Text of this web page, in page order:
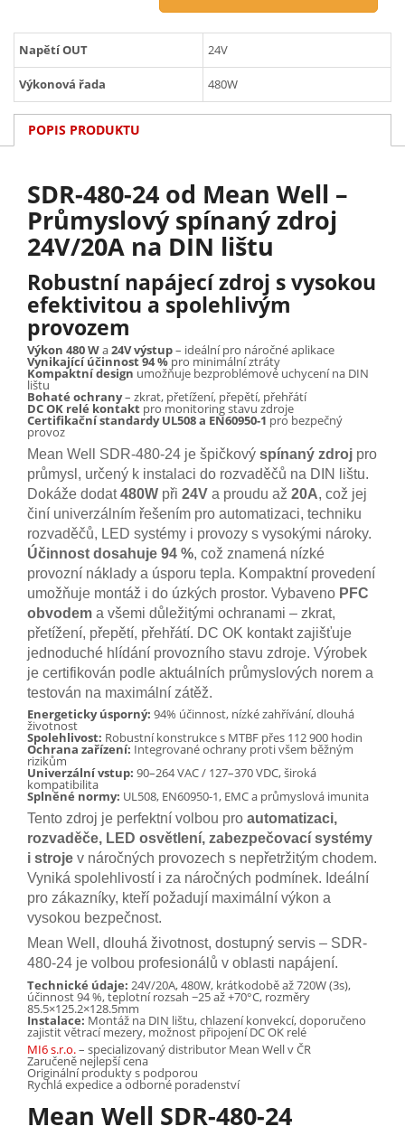
Napětí OUT 24V
Výkonová řada 480W
POPIS PRODUKTU
SDR-480-24 od Mean Well –
Průmyslový spínaný zdroj
24V/20A na DIN lištu
Robustní napájecí zdroj s vysokou
efektivitou a spolehlivým
provozem
Výkon 480 Wa24V výstup– ideální pro náročné aplikace
Vynikající účinnost 94 % pro minimální ztráty
Kompaktní design umožňuje bezproblémové uchycení na DIN
lištu
Bohaté ochrany– zkrat, přetížení, přepětí, přehřátí
DC OK relé kontakt pro monitoring stavu zdroje
Certifikační standardy UL508 a EN60950-1 pro bezpečný
provoz
Mean Well SDR‑480‑24 je špičkový spínaný zdroj pro
průmysl, určený k instalaci do rozvaděčů na DIN lištu.
Dokáže dodat480W při 24V a proudu až 20A, což jej
činí univerzálním řešením pro automatizaci, techniku
rozvaděčů, LED systémy i provozy s vysokými nároky.
Účinnost dosahuje 94 %, což znamená nízké
provozní náklady a úsporu tepla. Kompaktní provedení
umožňuje montáž i do úzkých prostor. Vybaveno PFC
obvodem a všemi důležitými ochranami – zkrat,
přetížení, přepětí, přehřátí. DC OK kontakt zajišťuje
jednoduché hlídání provozního stavu zdroje. Výrobek
je certifikován podle aktuálních průmyslových norem a
testován na maximální zátěž.
Energeticky úsporný: 94% účinnost, nízké zahřívání, dlouhá
životnost
Spolehlivost: Robustní konstrukce s MTBF přes 112 900 hodin
Ochrana zařízení: Integrované ochrany proti všem běžným
rizikům
Univerzální vstup: 90–264 VAC / 127–370 VDC, široká
kompatibilita
Splněné normy: UL508, EN60950-1, EMC a průmyslová imunita
Tento zdroj je perfektní volbou pro automatizaci,
rozvaděče, LED osvětlení, zabezpečovací systémy
i stroje v náročných provozech s nepřetržitým chodem.
Vyniká spolehlivostí i za náročných podmínek. Ideální
pro zákazníky, kteří požadují maximální výkon a
vysokou bezpečnost.
Mean Well, dlouhá životnost, dostupný servis – SDR-
480-24 je volbou profesionálů v oblasti napájení.
Technické údaje: 24V/20A, 480W, krátkodobě až 720W (3s),
účinnost 94 %, teplotní rozsah −25 až +70°C, rozměry
85.5×125.2×128.5mm
Instalace: Montáž na DIN lištu, chlazení konvekcí, doporučeno
zajistit větrací mezery, možnost připojení DC OK relé
MI6 s.r.o.– specializovaný distributor Mean Well v ČR
Zaručeně nejlepší cena
Originální produkty s podporou
Rychlá expedice a odborné poradenství
Mean Well SDR-480-24